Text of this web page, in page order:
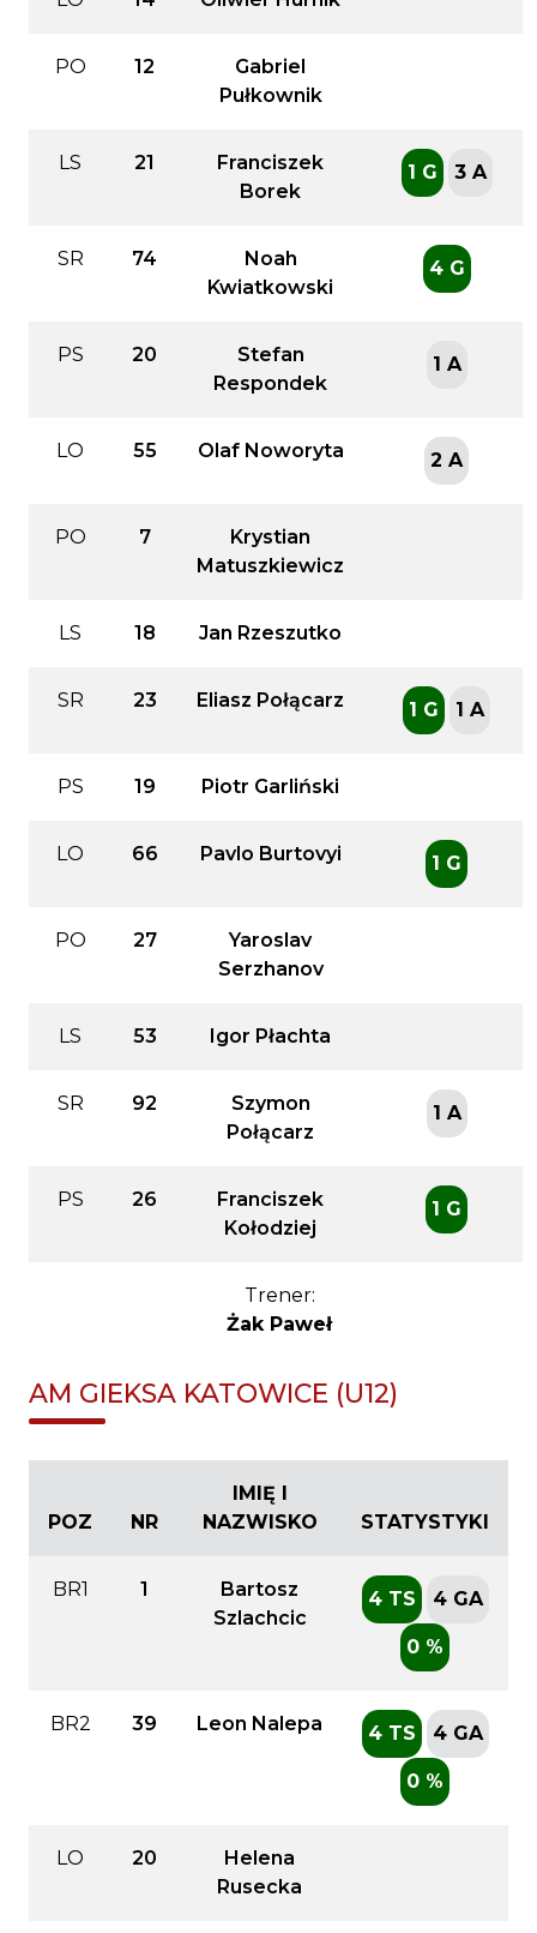
PO 12
Gabriel
Pułkownik
LS 21
Franciszek
Borek
1 G 3 A
SR 74
Noah
Kwiatkowski
4 G
PS 20
Stefan
Respondek
1 A
LO 55 Olaf Noworyta 2 A
PO 7
Krystian
Matuszkiewicz
LS 18 Jan Rzeszutko
SR 23 Eliasz Połącarz 1 G 1 A
PS 19 Piotr Garliński
LO 66 Pavlo Burtovyi 1 G
PO 27
Yaroslav
Serzhanov
LS 53 Igor Płachta
SR 92
Szymon
Połącarz
1 A
PS 26
Franciszek
Kołodziej
1 G
Trener:
Żak Paweł
AM GIEKSA KATOWICE (U12)
POZ NR
IMIĘ I
NAZWISKO
STATYSTYKI
BR1 1
Bartosz
Szlachcic
4 TS 4 GA
0 %
BR2 39 Leon Nalepa 4 TS 4 GA
0 %
LO 20
Helena
Rusecka